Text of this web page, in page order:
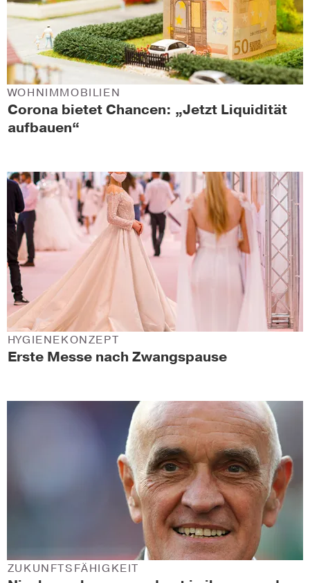
Corona bietet Chancen: „Jetzt Liquidität
aufbauen“
WOHNIMMOBILIEN
Erste Messe nach Zwangspause
HYGIENEKONZEPT
ZUKUNFTSFÄHIGKEIT